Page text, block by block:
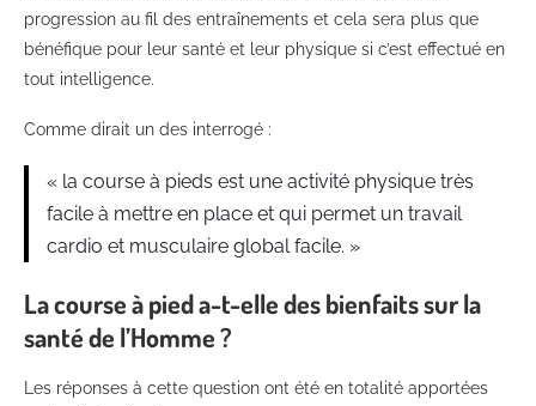
progression au fil des entraînements et cela sera plus que
bénéfique pour leur santé et leur physique si c’est effectué en
tout intelligence.
Comme dirait un des interrogé :
« la course à pieds est une activité physique très
facile à mettre en place et qui permet un travail
cardio et musculaire global facile. »
La course à pied a-t-elle des bienfaits sur la
santé de l’Homme ?
Les réponses à cette question ont été en totalité apportées